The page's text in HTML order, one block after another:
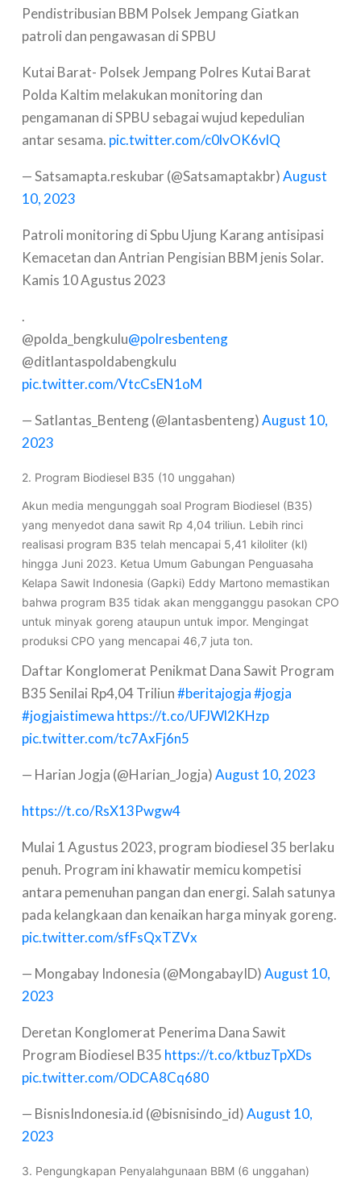
Pendistribusian BBM Polsek Jempang Giatkan
patroli dan pengawasan di SPBU
Kutai Barat- Polsek Jempang Polres Kutai Barat
Polda Kaltim melakukan monitoring dan
pengamanan di SPBU sebagai wujud kepedulian
antar sesama. pic.twitter.com/c0lvOK6vlQ
— Satsamapta.reskubar (@Satsamaptakbr)August
10, 2023
Patroli monitoring di Spbu Ujung Karang antisipasi
Kemacetan dan Antrian Pengisian BBM jenis Solar.
Kamis 10 Agustus 2023
.
@polda_bengkulu@polresbenteng
@ditlantaspoldabengkulu
pic.twitter.com/VtcCsEN1oM
— Satlantas_Benteng (@lantasbenteng)August 10,
2023
2. Program Biodiesel B35 (10 unggahan)
Akun media mengunggah soal Program Biodiesel (B35)
yang menyedot dana sawit Rp 4,04 triliun. Lebih rinci
realisasi program B35 telah mencapai 5,41 kiloliter (kl)
hingga Juni 2023. Ketua Umum Gabungan Penguasaha
Kelapa Sawit Indonesia (Gapki) Eddy Martono memastikan
bahwa program B35 tidak akan mengganggu pasokan CPO
untuk minyak goreng ataupun untuk impor. Mengingat
produksi CPO yang mencapai 46,7 juta ton.
Daftar Konglomerat Penikmat Dana Sawit Program
B35 Senilai Rp4,04 Triliun#beritajogja#jogja
#jogjaistimewa https://t.co/UFJWl2KHzp
pic.twitter.com/tc7AxFj6n5
— Harian Jogja (@Harian_Jogja)August 10, 2023
https://t.co/RsX13Pwgw4
Mulai 1 Agustus 2023, program biodiesel 35 berlaku
penuh. Program ini khawatir memicu kompetisi
antara pemenuhan pangan dan energi. Salah satunya
pada kelangkaan dan kenaikan harga minyak goreng.
pic.twitter.com/sfFsQxTZVx
— Mongabay Indonesia (@MongabayID)August 10,
2023
Deretan Konglomerat Penerima Dana Sawit
Program Biodiesel B35 https://t.co/ktbuzTpXDs
pic.twitter.com/ODCA8Cq680
— BisnisIndonesia.id (@bisnisindo_id)August 10,
2023
3. Pengungkapan Penyalahgunaan BBM (6 unggahan)